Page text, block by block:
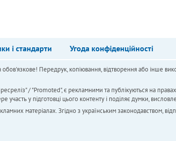
і стандарти Угода конфіденційності
Передрук, копіювання, відтворення або інше
/ "Promoted", є рекламними та публікуються на
у підготовці цього контенту і поділяє думки,
матеріалах. Згідно з українським законодавством,